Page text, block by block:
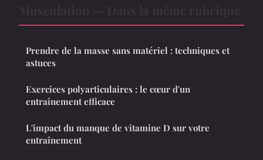
Prendre de la masse sans matériel : techniques et
astuces
Exercices polyarticulaires : le cœur d'un
entraînement efficace
L'impact du manque de vitamine D sur votre
entraînement